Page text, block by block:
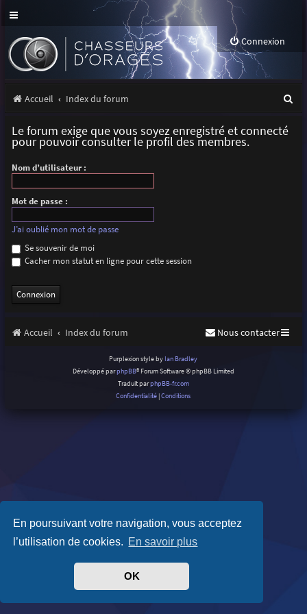
En poursuivant votre navigation, vous acceptez
l’utilisation de cookies. En savoir plus
OK
Connexion
Accueil Index du forum
Le forum exige que vous soyez enregistré et connecté
pour pouvoir consulter le profil des membres.
Nom d’utilisateur :
Mot de passe :
J’ai oublié mon mot de passe
Se souvenir de moi
Cacher mon statut en ligne pour cette session
Accueil Index du forum Nous contacter
Purplexion style by Ian Bradley
Développé parphpBB® Forum Software © phpBB Limited
Traduit parphpBB-fr.com
Confidentialité |Conditions